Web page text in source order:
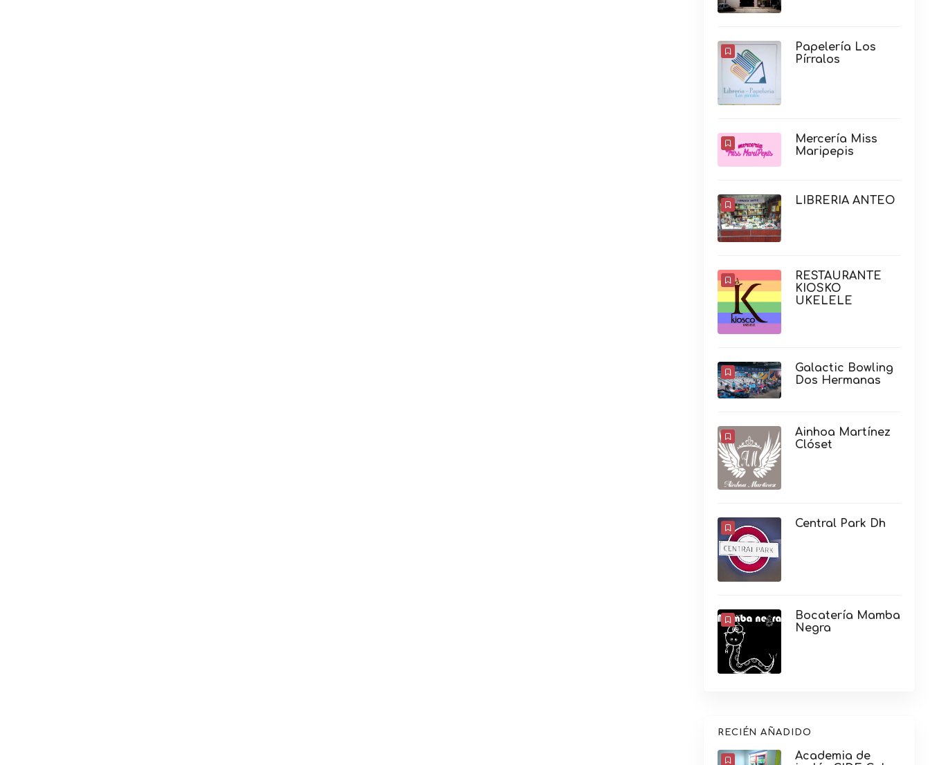
Papelería Los
Pírralos
Mercería Miss
Maripepis
LIBRERIA ANTEO
RESTAURANTE
KIOSKO
UKELELE
Galactic Bowling
Dos Hermanas
Ainhoa Martínez
Clóset
Central Park Dh
Bocatería Mamba
Negra
RECIÉN AÑADIDO
Academia de